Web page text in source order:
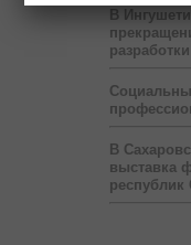
В
В
выставка
республик